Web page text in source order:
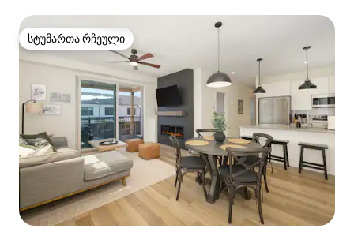
სტუმართა რჩეული
სტუმართა რჩეული